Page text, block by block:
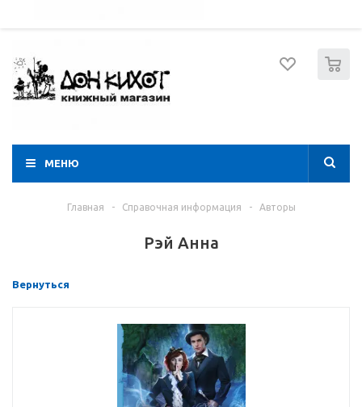
МЕНЮ
Главная - Справочная информация - Авторы
Рэй Анна
Вернуться